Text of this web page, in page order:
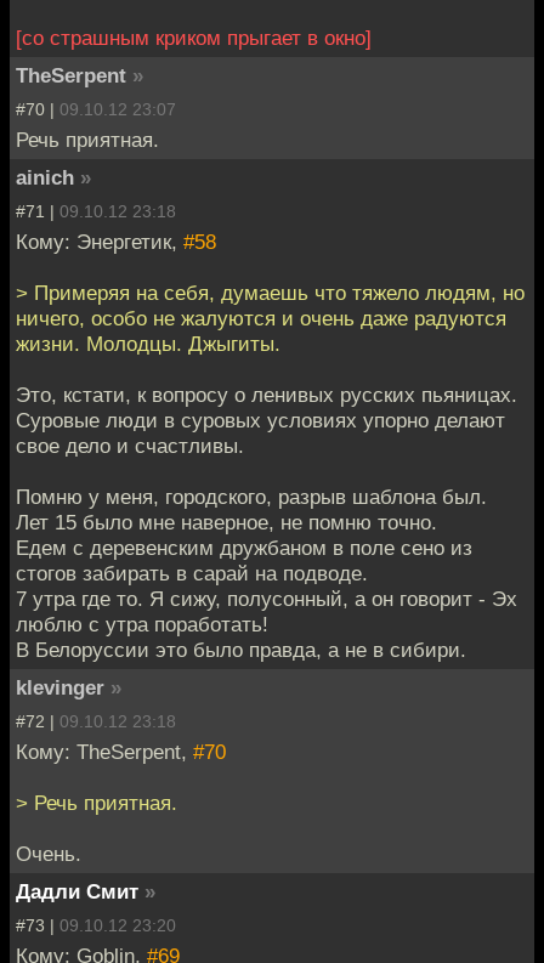
[со страшным криком прыгает в окно]
TheSerpent »
#70 | 09.10.12 23:07
Речь приятная.
ainich »
#71 | 09.10.12 23:18
Кому: Энергетик, #58
> Примеряя на себя, думаешь что тяжело людям, но
ничего, особо не жалуются и очень даже радуются
жизни. Молодцы. Джыгиты.
Это, кстати, к вопросу о ленивых русских пьяницах.
Суровые люди в суровых условиях упорно делают
свое дело и счастливы.
Помню у меня, городского, разрыв шаблона был.
Лет 15 было мне наверное, не помню точно.
Едем с деревенским дружбаном в поле сено из
стогов забирать в сарай на подводе.
7 утра где то. Я сижу, полусонный, а он говорит - Эх
люблю с утра поработать!
В Белоруссии это было правда, а не в сибири.
klevinger »
#72 | 09.10.12 23:18
Кому: TheSerpent, #70
> Речь приятная.
Очень.
Дадли Смит »
#73 | 09.10.12 23:20
Кому: Goblin, #69